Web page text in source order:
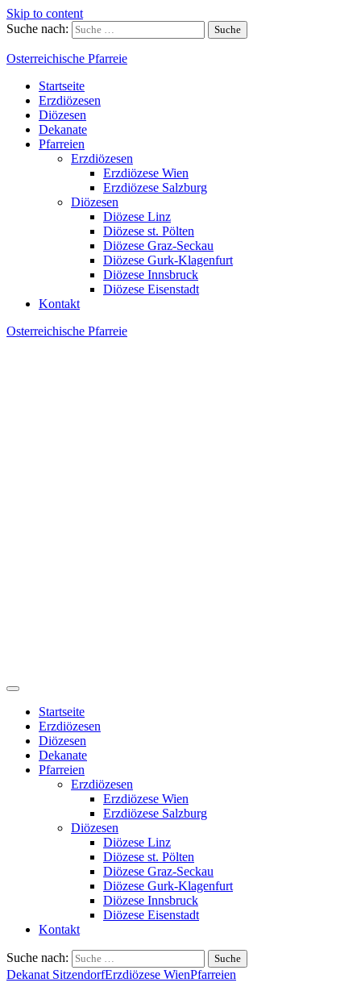
Skip to content
Suche nach:
Osterreichische Pfarreie
Startseite
Erzdiözesen
Diözesen
Dekanate
Pfarreien
Erzdiözesen
Erzdiözese Wien
Erzdiözese Salzburg
Diözesen
Diözese Linz
Diözese st. Pölten
Diözese Graz-Seckau
Diözese Gurk-Klagenfurt
Diözese Innsbruck
Diözese Eisenstadt
Kontakt
Osterreichische Pfarreie
Startseite
Erzdiözesen
Diözesen
Dekanate
Pfarreien
Erzdiözesen
Erzdiözese Wien
Erzdiözese Salzburg
Diözesen
Diözese Linz
Diözese st. Pölten
Diözese Graz-Seckau
Diözese Gurk-Klagenfurt
Diözese Innsbruck
Diözese Eisenstadt
Kontakt
Suche nach:
Dekanat SitzendorfErzdiözese WienPfarreien